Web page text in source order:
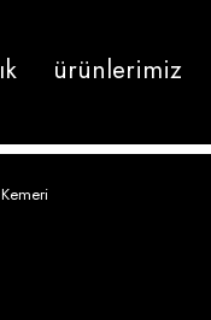
ürünlerimiz